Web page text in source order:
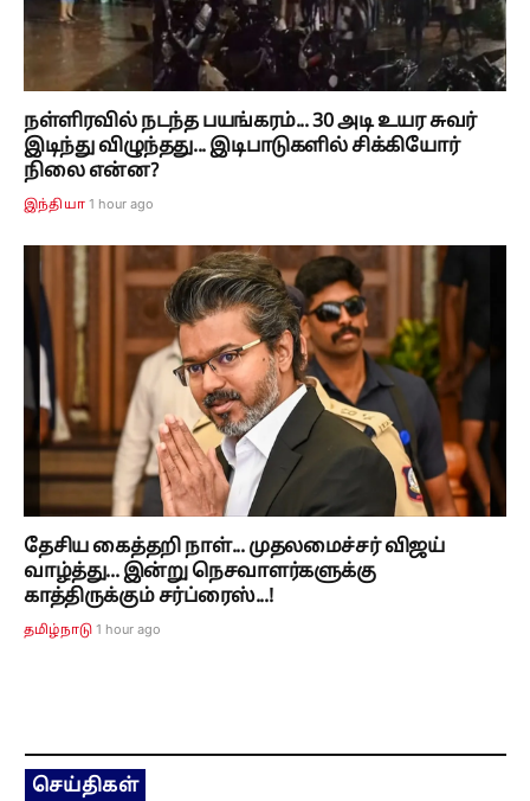
நள்ளிரவில் நடந்த பயங்கரம்... 30 அடி உயர சுவர்
இடிந்து விழுந்தது... இடிபாடுகளில் சிக்கியோர்
நிலை என்ன?
இந்தியா 1 hour ago
தேசிய கைத்தறி நாள்... முதலமைச்சர் விஜய்
வாழ்த்து... இன்று நெசவாளர்களுக்கு
காத்திருக்கும் சர்ப்ரைஸ்...!
தமிழ்நாடு 1 hour ago
செய்திகள்